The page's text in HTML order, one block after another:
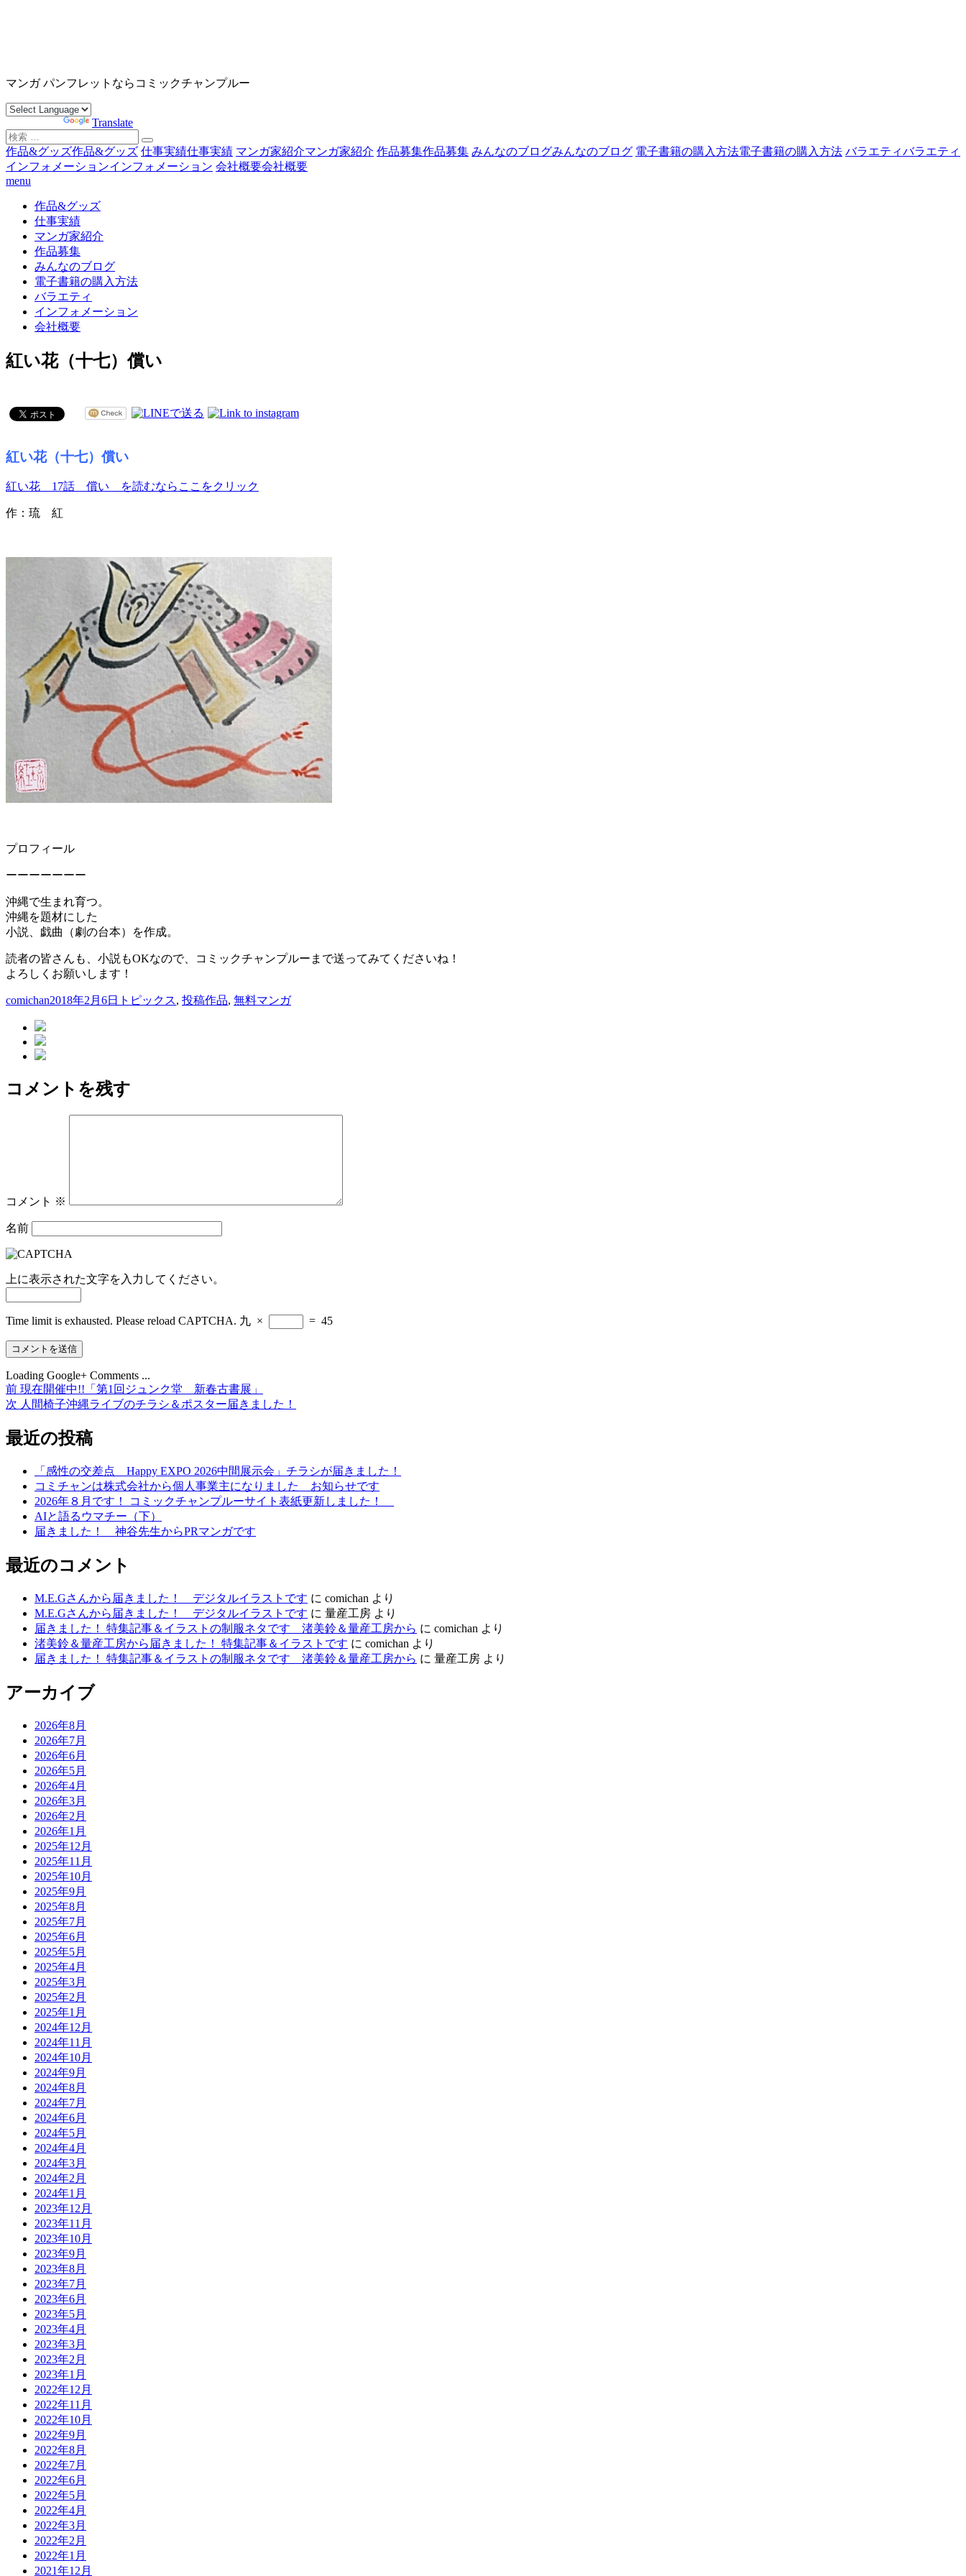
ツ
ス
ッ
プ
マンガ パンフレットならコミックチャンプルー
Translate
検
索
対
象:
作品&グッズ作品&グッズ 仕事実績仕事実績 マンガ家紹介マンガ家紹介 作品募集作品募集 みんなのブログみんなのブログ 電子書籍の購入方法電子書籍の購入方法 バラエティバラエティ
インフォメーションインフォメーション 会社概要会社概要
menu
作品&グッズ
仕事実績
マンガ家紹介
作品募集
みんなのブログ
電子書籍の購入方法
バラエティ
インフォメーション
会社概要
紅い花（十七）償い
紅い花（十七）償い
紅い花 17話 償い を読むならここをクリック
作：琉 紅
プロフィール
ーーーーーーー
沖縄で生まれ育つ。
沖縄を題材にした
小説、戯曲（劇の台本）を作成。
読者の皆さんも、小説もOKなので、コミックチャンプルーまで送ってみてくださいね！
よろしくお願いします！
投
comichan投
2018年2月6日 カ
トピックス, 投稿作品, 無料マンガ
コメントを残す
コメント ※
名前
上に表示された文字を入力してください。
Time limit is exhausted. Please reload CAPTCHA. 九 × = 45
Loading Google+ Comments ...
投
稿
ナ
ョ
ン
前 前
の
稿:
現在開催中!!「第1回ジュンク堂 新春古書展」
次 次
投
稿:
人間椅子沖縄ライブのチラシ＆ポスター届きました！
最近の投稿
「感性の交差点 Happy EXPO 2026中間展示会」チラシが届きました！
コミチャンは株式会社から個人事業主になりました お知らせです
2026年８月です！ コミックチャンプルーサイト表紙更新しました！
AIと語るウマチー（下）
届きました！ 神谷先生からPRマンガです
最近のコメント
M.E.Gさんから届きました！ デジタルイラストです に comichan より
M.E.Gさんから届きました！ デジタルイラストです に 量産工房 より
届きました！ 特集記事＆イラストの制服ネタです 渚美鈴＆量産工房から に comichan より
渚美鈴＆量産工房から届きました！ 特集記事＆イラストです に comichan より
届きました！ 特集記事＆イラストの制服ネタです 渚美鈴＆量産工房から に 量産工房 より
アーカイブ
2026年8月
2026年7月
2026年6月
2026年5月
2026年4月
2026年3月
2026年2月
2026年1月
2025年12月
2025年11月
2025年10月
2025年9月
2025年8月
2025年7月
2025年6月
2025年5月
2025年4月
2025年3月
2025年2月
2025年1月
2024年12月
2024年11月
2024年10月
2024年9月
2024年8月
2024年7月
2024年6月
2024年5月
2024年4月
2024年3月
2024年2月
2024年1月
2023年12月
2023年11月
2023年10月
2023年9月
2023年8月
2023年7月
2023年6月
2023年5月
2023年4月
2023年3月
2023年2月
2023年1月
2022年12月
2022年11月
2022年10月
2022年9月
2022年8月
2022年7月
2022年6月
2022年5月
2022年4月
2022年3月
2022年2月
2022年1月
2021年12月